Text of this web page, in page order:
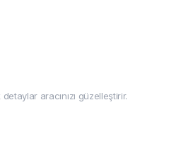
detaylar aracınızı güzelleştirir.